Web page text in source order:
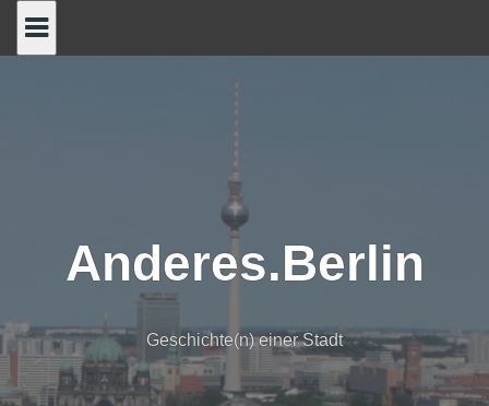
Anderes.Berlin
Geschichte(n) einer Stadt